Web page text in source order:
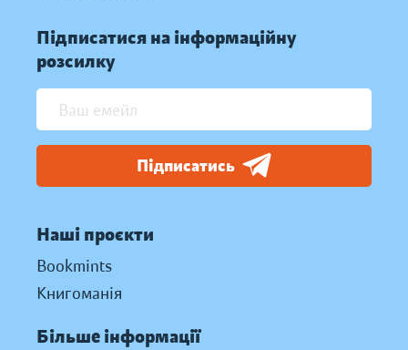
Підписатися на інформаційну
розсилку
Підписатись
Наші проєкти
Bookmints
Книгоманія
Більше інформації